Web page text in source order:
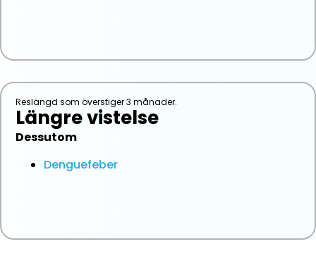
Reslängd som överstiger 3 månader.
Längre vistelse
Dessutom
Denguefeber